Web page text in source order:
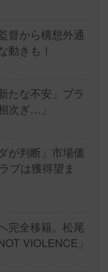
督から構想外通
動きも！
たな不安」ブラ
次ぎ…」
が判断」市場価
ブは獲得望ま
完全移籍。松尾
VIOLENCE」